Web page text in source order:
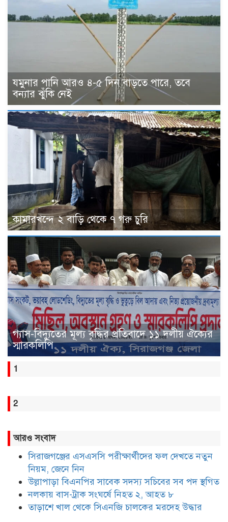
যমুনার পানি আরও ৪-৫ দিন বাড়তে পারে, তবে
বন্যার ঝুঁকি নেই
কামারখন্দে ২ বাড়ি থেকে ৭ গরু চুরি
গ্যাস-বিদ্যুতের মূল্য বৃদ্ধির প্রতিবাদে ১১ দলীয় ঐক্যের
স্মারকলিপি
1
2
আরও সংবাদ
সিরাজগঞ্জের এসএসসি পরীক্ষার্থীদের ফল দেখতে নতুন
নিয়ম, জেনে নিন
উল্লাপাড়া বিএনপির সাবেক সদস্য সচিবের সব পদ স্থগিত
নলকায় বাস-ট্রাক সংঘর্ষে নিহত ২, আহত ৮
তাড়াশে খাল থেকে সিএনজি চালকের মরদেহ উদ্ধার